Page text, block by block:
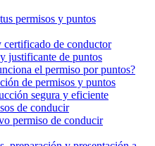
permisos y puntos
certificado de conductor
justificante de puntos
el permiso por puntos?
de permisos y puntos
segura y eficiente
de conducir
permiso de conducir